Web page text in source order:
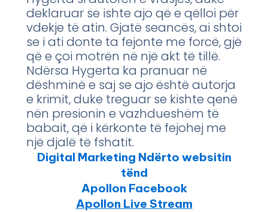
deklaruar se ishte ajo që e qëlloi për
vdekje të atin. Gjatë seancës, ai shtoi
se i ati donte ta fejonte me forcë, gjë
që e çoi motrën në një akt të tillë.
Ndërsa Hygerta ka pranuar në
dëshminë e saj se ajo është autorja
e krimit, duke treguar se kishte qenë
nën presionin e vazhdueshëm të
babait, që i kërkonte të fejohej me
një djalë të fshatit.
Digital Marketing Ndërto websitin
tënd
Apollon Facebook
Apollon Live Stream